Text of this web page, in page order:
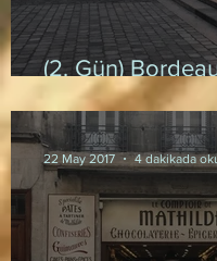
(2. Gün)
Epoque
22 May 2017 4 dakikada